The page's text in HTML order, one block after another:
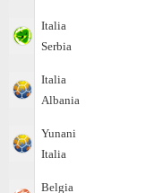
Italia
Serbia
Italia
Albania
Yunani
Italia
Belgia